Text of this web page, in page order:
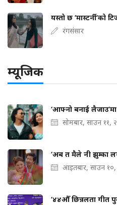
यस्तो छ ‘मास्टर्नी’को
रंगसंसार
म्यूजिक
‘आफ्नो बनाई
सोमबार, साउन ११,
‘अब त मैले नी झुम्का
आइतबार, साउन
‘४४औँ छिन्नलता गीत